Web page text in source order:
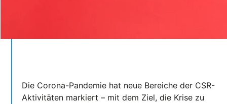
Die Corona-Pandemie hat neue Bereiche der CSR-
Aktivitäten markiert – mit dem Ziel, die Krise zu